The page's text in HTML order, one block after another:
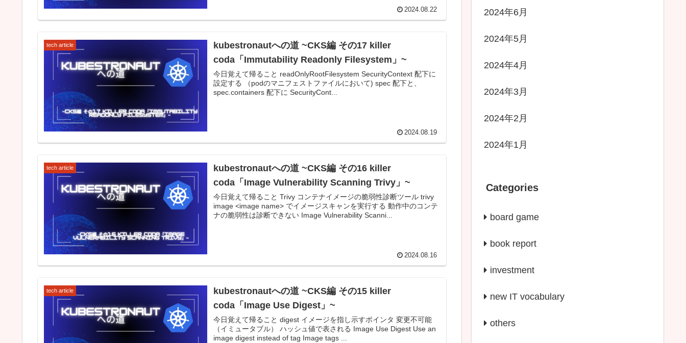
2024.08.22
tech article
kubestronautへの道 ~CKS編 その17 killer
coda「Immutability Readonly Filesystem」~
今日覚えて帰ること readOnlyRootFilesystem SecurityContext 配下に
設定する （podのマニフェストファイルにおいて) spec 配下と、
spec.containers 配下に SecurityCont...
2024.08.19
tech article
kubestronautへの道 ~CKS編 その16 killer
coda「Image Vulnerability Scanning Trivy」~
今日覚えて帰ること Trivy コンテナイメージの脆弱性診断ツール trivy
image <image name> でイメージスキャンを実行する 動作中のコンテ
ナの脆弱性は診断できない Image Vulnerability Scanni...
2024.08.16
tech article
kubestronautへの道 ~CKS編 その15 killer
coda「Image Use Digest」~
今日覚えて帰ること digest イメージを指し示すポインタ 変更不可能
（イミュータブル） ハッシュ値で表される Image Use Digest Use an
image digest instead of tag Image tags ...
2024年6月
2024年5月
2024年4月
2024年3月
2024年2月
2024年1月
Categories
board game
book report
investment
new IT vocabulary
others